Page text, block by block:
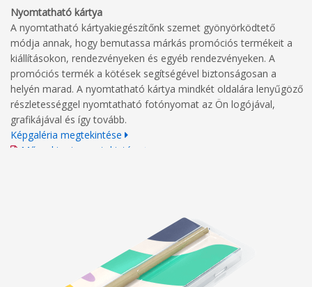
Nyomtatható kártya
A nyomtatható kártyakiegészítőnk szemet gyönyörködtető
módja annak, hogy bemutassa márkás promóciós termékeit a
kiállításokon, rendezvényeken és egyéb rendezvényeken. A
promóciós termék a kötések segítségével biztonságosan a
helyén marad. A nyomtatható kártya mindkét oldalára lenyűgöző
részletességgel nyomtatható fotónyomat az Ön logójával,
grafikájával és így tovább.
Képgaléria megtekintése
Műszaki rajz megtekintése